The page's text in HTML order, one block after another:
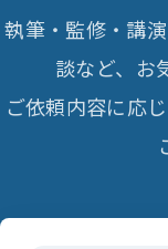
執筆・監修・講
談など、お
ご依頼内容に応